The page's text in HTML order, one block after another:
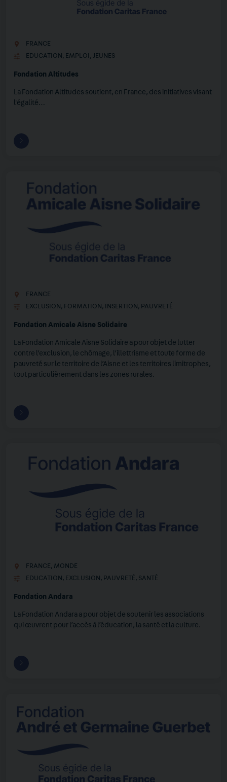
FRANCE
EDUCATION , EMPLOI , JEUNES
Fondation Altitudes
La Fondation Altitudes soutient, en France, des initiatives visant
l'égalité…
FRANCE
EXCLUSION , FORMATION , INSERTION , PAUVRETÉ
Fondation Amicale Aisne Solidaire
La Fondation Amicale Aisne Solidaire a pour objet de lutter
contre l’exclusion, le chômage, l’illettrisme et toute forme de
pauvreté sur le territoire de l’Aisne et les territoires limitrophes,
tout particulièrement dans les zones rurales.
FRANCE, MONDE
EDUCATION , EXCLUSION , PAUVRETÉ, SANTÉ
Fondation Andara
La Fondation Andara a pour objet de soutenir les associations
qui œuvrent pour l’accès à l’éducation, la santé et la culture.